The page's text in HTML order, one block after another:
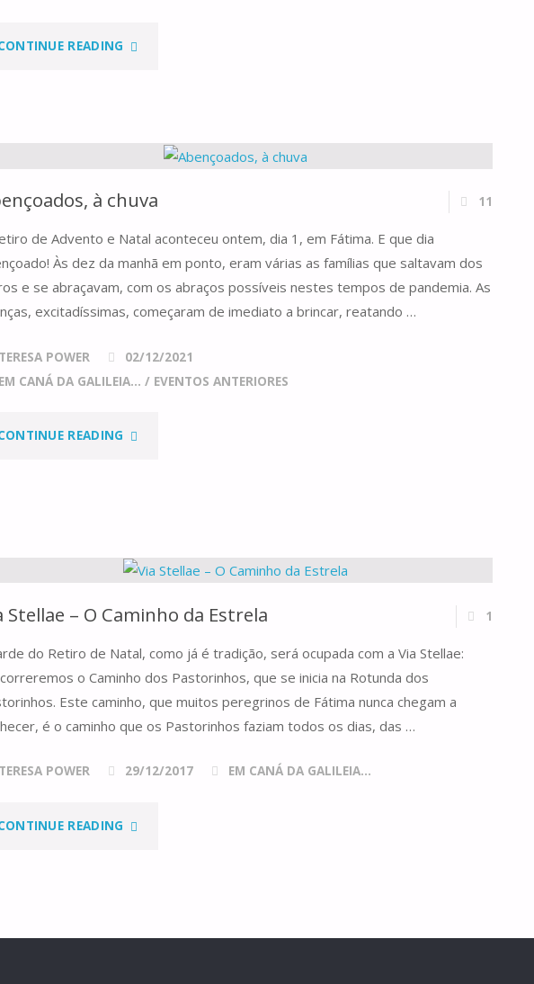
READING "O
QUARESMA"
à chuva 11
de Advento e Natal aconteceu ontem, dia 1, em Fátima. E que dia
Às dez da manhã em ponto, eram várias as famílias que saltavam dos
e se abraçavam, com os abraços possíveis nestes tempos de pandemia. As
excitadíssimas, começaram de imediato a brincar, reatando …
TERESA POWER
02/12/2021
EM CANÁ DA GALILEIA... / EVENTOS ANTERIORES
READING "ABENÇOADOS,
Stellae – O Caminho da Estrela 1
do Retiro de Natal, como já é tradição, será ocupada com a Via Stellae:
o Caminho dos Pastorinhos, que se inicia na Rotunda dos
Este caminho, que muitos peregrinos de Fátima nunca chegam a
é o caminho que os Pastorinhos faziam todos os dias, das …
TERESA POWER 29/12/2017 EM CANÁ DA GALILEIA...
READING "VIA
O